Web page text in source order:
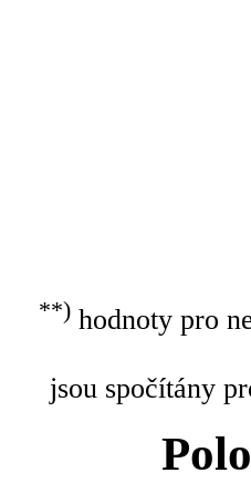
**)hodnoty pro
jsou spočítány